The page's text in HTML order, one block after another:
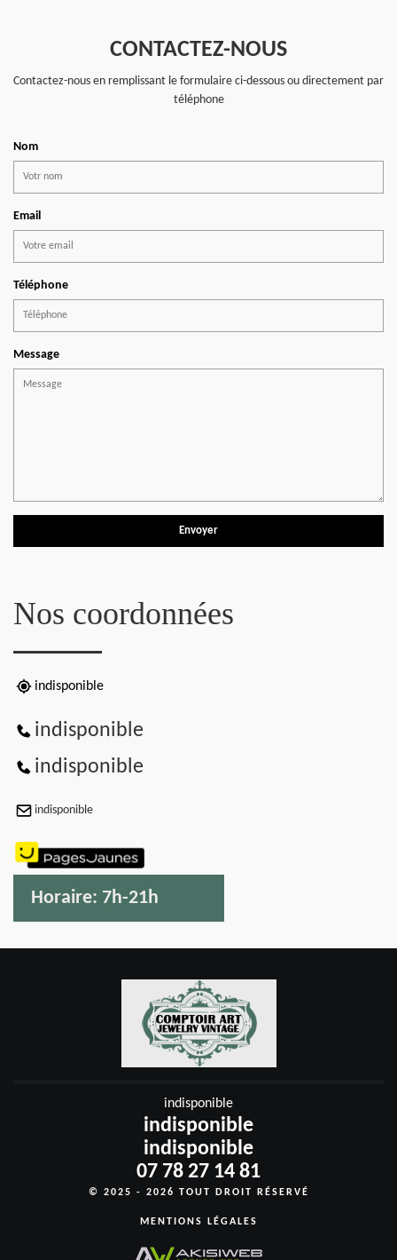
CONTACTEZ-NOUS
Contactez-nous en remplissant le formulaire ci-dessous ou directement par
téléphone
Nom
Email
Téléphone
Message
Nos coordonnées
indisponible
indisponible
indisponible
indisponible
Horaire: 7h-21h
indisponible
indisponible
indisponible
07 78 27 14 81
© 2025 - 2026 TOUT DROIT RÉSERVÉ
MENTIONS LÉGALES